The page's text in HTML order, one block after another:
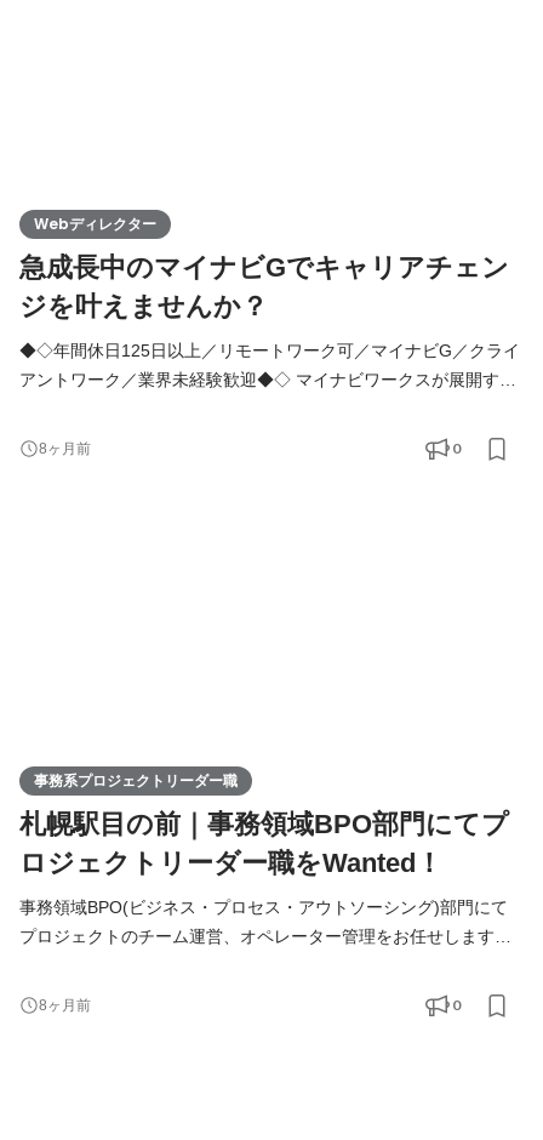
Webディレクター
急成長中のマイナビGでキャリアチェン
ジを叶えませんか？
◆◇年間休日125日以上／リモートワーク可／マイナビG／クライ
アントワーク／業界未経験歓迎◆◇ マイナビワークスが展開する
ティブファクトリー」のWebディレクターをお任せします。 クラ
イアントに対して、制作物を通じて課題解決につながる企画・プ
8ヶ月前 0
事務系プロジェクトリーダー職
札幌駅目の前｜事務領域BPO部門にてプ
ロジェクトリーダー職をWanted！
事務領域BPO(ビジネス・プロセス・アウトソーシング)部門にて
プロジェクトのチーム運営、オペレーター管理をお任せします。
礎までしっかりと研修を行います。 ◇ 具体的な業務内容・流れ
￣￣￣￣￣￣￣￣￣￣ ●研修・プロジェクト配属 研修ではBPO・
8ヶ月前 0